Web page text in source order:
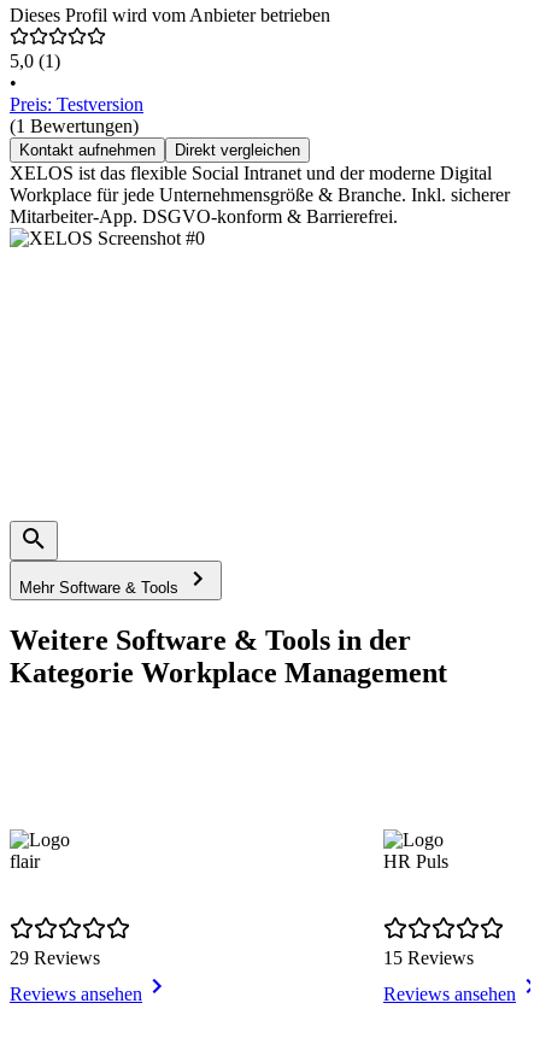
Dieses Profil wird vom Anbieter betrieben
5,0 (1)
•
Preis: Testversion
(1 Bewertungen)
Kontakt aufnehmen Direkt vergleichen
XELOS ist das flexible Social Intranet und der moderne Digital
Workplace für jede Unternehmensgröße & Branche. Inkl. sicherer
Mitarbeiter-App. DSGVO-konform & Barrierefrei.
Mehr Software & Tools
Weitere Software & Tools in der
Kategorie Workplace Management
flair
29 Reviews
Reviews ansehen
HR Puls
15 Reviews
Reviews ansehen